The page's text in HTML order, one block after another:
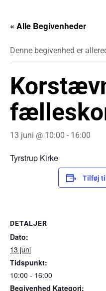
« Alle Begivenheder
Denne begivenhed er
13 juni @ 10:00 - 16:00
Tyrstrup Kirke
Tilføj
DETALJER
Dato:
13 juni
Tidspunkt:
10:00 - 16:00
Begivenhed Kategori: